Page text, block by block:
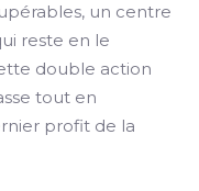
un centre
reste en le
double action
tout en
profit de la